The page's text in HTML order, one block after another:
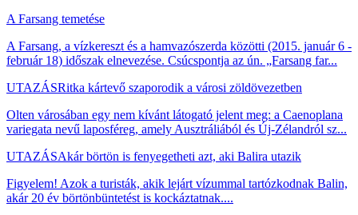
A Farsang temetése
A Farsang, a vízkereszt és a hamvazószerda közötti (2015. január 6 -
február 18) időszak elnevezése. Csúcspontja az ún. „Farsang far...
UTAZÁSRitka kártevő szaporodik a városi zöldövezetben
Olten városában egy nem kívánt látogató jelent meg: a Caenoplana
variegata nevű laposféreg, amely Ausztráliából és Új-Zélandról sz...
UTAZÁSAkár börtön is fenyegetheti azt, aki Balira utazik
Figyelem! Azok a turisták, akik lejárt vízummal tartózkodnak Balin,
akár 20 év börtönbüntetést is kockáztatnak....